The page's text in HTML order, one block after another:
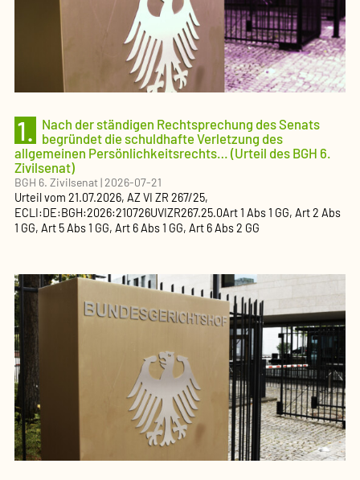
1.
Nach der ständigen Rechtsprechung des Senats
begründet die schuldhafte Verletzung des
allgemeinen Persönlichkeitsrechts… (Urteil des BGH 6.
Zivilsenat)
BGH 6. Zivilsenat|2026-07-21
Urteilvom 21.07.2026, AZVI ZR 267/25,
ECLI:DE:BGH:2026:210726UVIZR267.25.0Art 1 Abs 1 GG, Art 2 Abs
1 GG, Art 5 Abs 1 GG, Art 6 Abs 1 GG, Art 6 Abs 2 GG